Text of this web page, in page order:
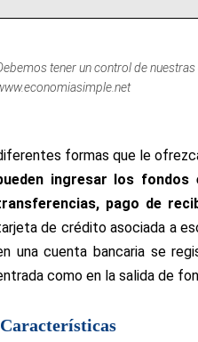
tener un control de
formas que le
ingresar los fondos
pago de
de crédito asociada a
una cuenta bancaria se
como en la salida de
Características